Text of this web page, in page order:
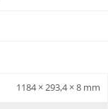
1184 × 293,4 × 8 mm